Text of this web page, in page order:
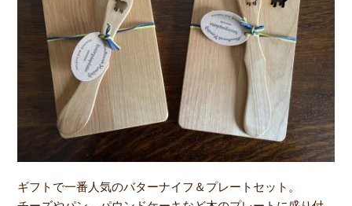
ギフトで一番人気のバターナイフ＆プレートセット。